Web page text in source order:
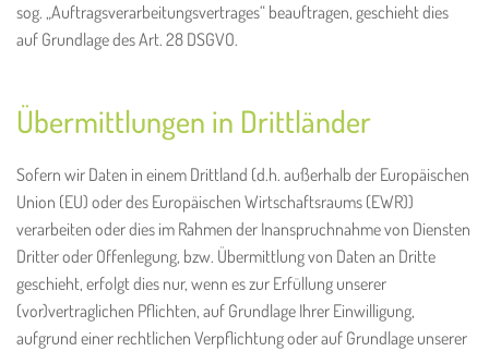
sog. „Auftragsverarbeitungsvertrages“ beauftragen, geschieht dies
auf Grundlage des Art. 28 DSGVO.
Übermittlungen in Drittländer
Sofern wir Daten in einem Drittland (d.h. außerhalb der Europäischen
Union (EU) oder des Europäischen Wirtschaftsraums (EWR))
verarbeiten oder dies im Rahmen der Inanspruchnahme von Diensten
Dritter oder Offenlegung, bzw. Übermittlung von Daten an Dritte
geschieht, erfolgt dies nur, wenn es zur Erfüllung unserer
(vor)vertraglichen Pflichten, auf Grundlage Ihrer Einwilligung,
aufgrund einer rechtlichen Verpflichtung oder auf Grundlage unserer